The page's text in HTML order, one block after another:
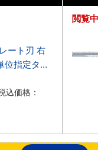
ト刃 右
込価格：
閲覧